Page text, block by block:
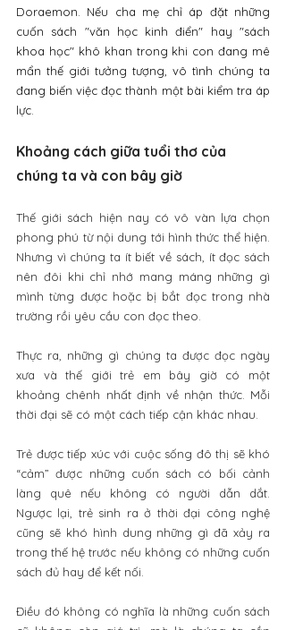
Doraemon. Nếu cha mẹ chỉ áp đặt những
cuốn sách "văn học kinh điển" hay "sách
khoa học" khô khan trong khi con đang mê
mẩn thế giới tưởng tượng, vô tình chúng ta
đang biến việc đọc thành một bài kiểm tra áp
lực.
Khoảng cách giữa tuổi thơ của
chúng ta và con bây giờ
Thế giới sách hiện nay có vô vàn lựa chọn
phong phú từ nội dung tới hình thức thể hiện.
Nhưng vì chúng ta ít biết về sách, ít đọc sách
nên đôi khi chỉ nhớ mang máng những gì
mình từng được hoặc bị bắt đọc trong nhà
trường rồi yêu cầu con đọc theo.
Thực ra, những gì chúng ta được đọc ngày
xưa và thế giới trẻ em bây giờ có một
khoảng chênh nhất định về nhận thức. Mỗi
thời đại sẽ có một cách tiếp cận khác nhau.
Trẻ được tiếp xúc với cuộc sống đô thị sẽ khó
“cảm” được những cuốn sách có bối cảnh
làng quê nếu không có người dẫn dắt.
Ngược lại, trẻ sinh ra ở thời đại công nghệ
cũng sẽ khó hình dung những gì đã xảy ra
trong thế hệ trước nếu không có những cuốn
sách đủ hay để kết nối.
Điều đó không có nghĩa là những cuốn sách